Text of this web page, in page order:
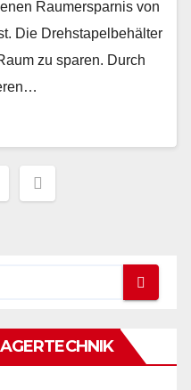
Raumersparnis von
Die Drehstapelbehälter
zu sparen. Durch